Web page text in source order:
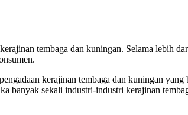
tembaga dan kuningan. Selama lebih
kerajinan tembaga dan kuningan
banyak sekali industri-industri kerajinan